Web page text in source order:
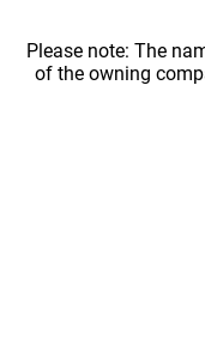
Please note: The
of the owning